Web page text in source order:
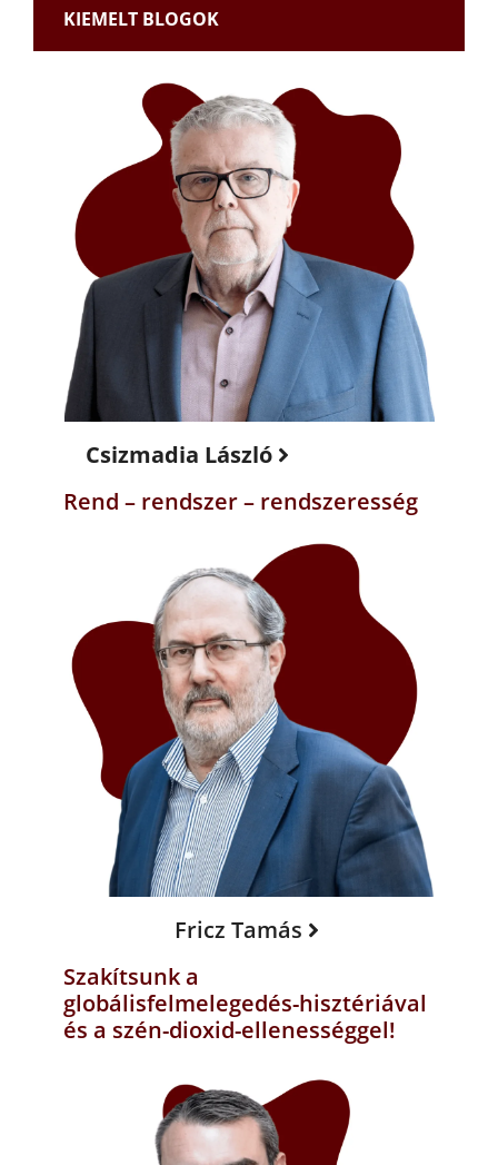
KIEMELT BLOGOK
Csizmadia László
Rend – rendszer – rendszeresség
Fricz Tamás
Szakítsunk a
globálisfelmelegedés-hisztériával
és a szén-dioxid-ellenességgel!